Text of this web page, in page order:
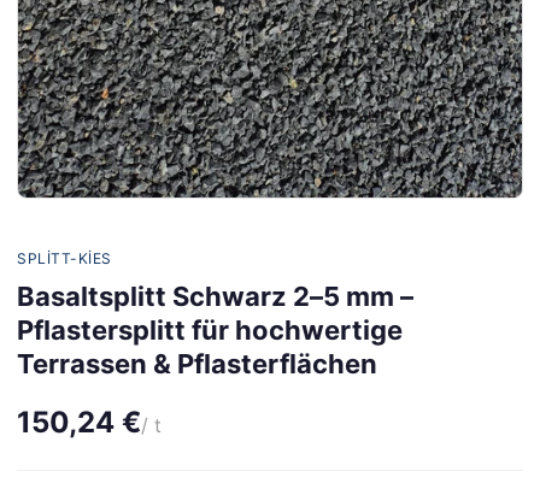
SPLITT-KIES
Basaltsplitt Schwarz 2–5 mm –
Pflastersplitt für hochwertige
Terrassen & Pflasterflächen
150,24 €/ t